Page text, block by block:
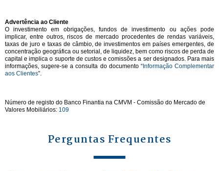
Advertência ao Cliente
O investimento em obrigações, fundos de investimento ou ações pode
implicar, entre outros, riscos de mercado procedentes de rendas variáveis,
taxas de juro e taxas de câmbio, de investimentos em países emergentes, de
concentração geográfica ou setorial, de liquidez, bem como riscos de perda de
capital e implica o suporte de custos e comissões a ser designados. Para mais
informações, sugere-se a consulta do documento “Informação Complementar
aos Clientes”.
Número de registo do Banco Finantia na CMVM - Comissão do Mercado de
Valores Mobiliários: 109
Perguntas Frequentes